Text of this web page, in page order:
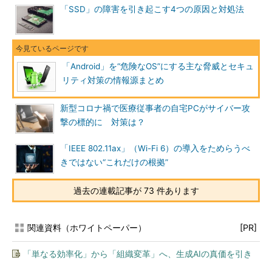
「SSD」の障害を引き起こす4つの原因と対処法
「Android」を“危険なOS”にする主な脅威とセキュ
リティ対策の情報源まとめ
新型コロナ禍で医療従事者の自宅PCがサイバー攻
撃の標的に 対策は？
「IEEE 802.11ax」（Wi-Fi 6）の導入をためらうべ
きではない“これだけの根拠”
過去の連載記事が 73 件あります
関連資料（ホワイトペーパー） [PR]
「単なる効率化」から「組織変革」へ、生成AIの真価を引き